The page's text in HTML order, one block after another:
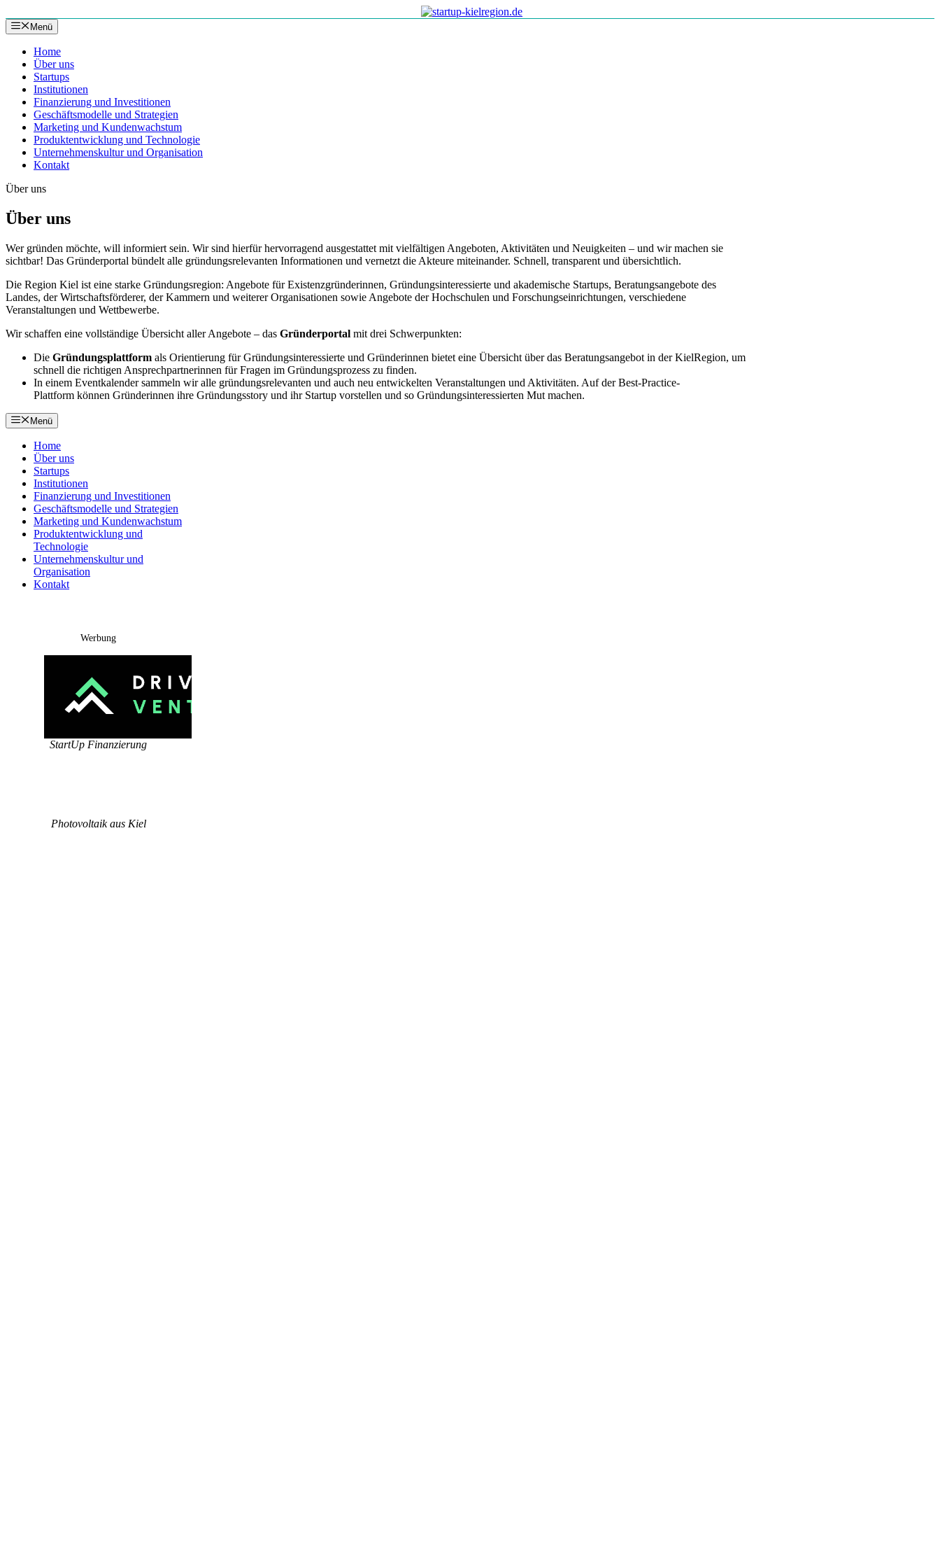
Inhalt
springen
Menü
Home
Über uns
Startups
Institutionen
Finanzierung und Investitionen
Geschäftsmodelle und Strategien
Marketing und Kundenwachstum
Produktentwicklung und Technologie
Unternehmenskultur und Organisation
Kontakt
Über uns
Über uns
Wer gründen möchte, will informiert sein. Wir sind hierfür hervorragend ausgestattet mit vielfältigen Angeboten, Aktivitäten und Neuigkeiten – und wir machen sie
sichtbar! Das Gründerportal bündelt alle gründungsrelevanten Informationen und vernetzt die Akteure miteinander. Schnell, transparent und übersichtlich.
Die Region Kiel ist eine starke Gründungsregion: Angebote für Existenzgründerinnen, Gründungsinteressierte und akademische Startups, Beratungsangebote des
Landes, der Wirtschaftsförderer, der Kammern und weiterer Organisationen sowie Angebote der Hochschulen und Forschungseinrichtungen, verschiedene
Veranstaltungen und Wettbewerbe.
Wir schaffen eine vollständige Übersicht aller Angebote – das Gründerportal mit drei Schwerpunkten:
Die Gründungsplattform als Orientierung für Gründungsinteressierte und Gründerinnen bietet eine Übersicht über das Beratungsangebot in der KielRegion, um
schnell die richtigen Ansprechpartnerinnen für Fragen im Gründungsprozess zu finden.
In einem Eventkalender sammeln wir alle gründungsrelevanten und auch neu entwickelten Veranstaltungen und Aktivitäten. Auf der Best-Practice-
Plattform können Gründerinnen ihre Gründungsstory und ihr Startup vorstellen und so Gründungsinteressierten Mut machen.
Menü
Home
Über uns
Startups
Institutionen
Finanzierung und Investitionen
Geschäftsmodelle und Strategien
Marketing und Kundenwachstum
Produktentwicklung und
Technologie
Unternehmenskultur und
Organisation
Kontakt
Werbung
StartUp Finanzierung
Photovoltaik aus Kiel